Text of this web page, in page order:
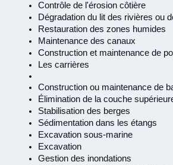
Contrôle de l'érosion côtière
Dégradation du lit des rivières ou
Restauration des zones humides
Maintenance des canaux
Construction et maintenance de
Les carrières
Construction ou maintenance de
Élimination de la couche
Stabilisation des berges
Sédimentation dans les étangs
Excavation sous-marine
Excavation
Gestion des inondations